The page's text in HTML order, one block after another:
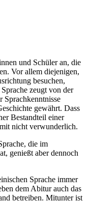
und Schüler an, die
Vor allem diejenigen,
besuchen,
zeugt von der
Sprachkenntnisse
gewährt. Dass
Bestandteil einer
nicht verwunderlich.
die im
genießt aber dennoch
Sprache immer
dem Abitur auch das
betreiben. Mitunter ist